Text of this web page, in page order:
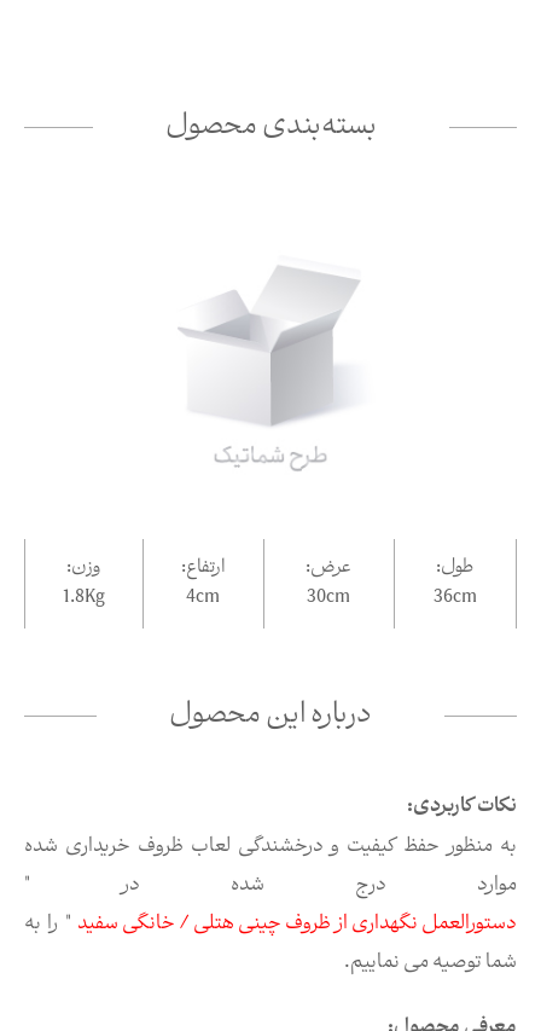
درباره این محصول
نکات کاربردی:
به منظور حفظ کیفیت و درخشندگی لعاب ظروف خریداری شده
موارد درج شده در "
دستورالعمل نگهداری از ظروف چینی هتلی / خانگی سفید " را به
شما توصیه می نماییم.
بسته‌بندی محصول
طول:
36cm
عرض:
30cm
ارتفاع:
4cm
وزن:
1.8Kg